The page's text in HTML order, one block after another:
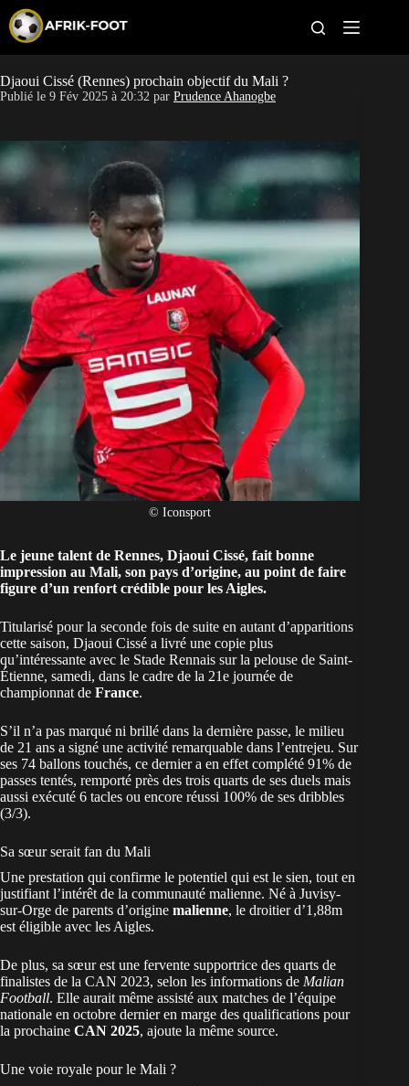
p
t
o
c
t
n
CAN féminine
Classement
Paris sportifs
Djaoui Cissé (Rennes) prochain objectif du Mali ?
Publié le 9 Fév 2025 à 20:32 par Prudence Ahanogbe
© Iconsport
Le jeune talent de Rennes, Djaoui Cissé, fait bonne
impression au Mali, son pays d’origine, au point de faire
figure d’un renfort crédible pour les Aigles.
Titularisé pour la seconde fois de suite en autant d’apparitions
cette saison, Djaoui Cissé a livré une copie plus
qu’intéressante avec le Stade Rennais sur la pelouse de Saint-
Étienne, samedi, dans le cadre de la 21e journée de
championnat de France.
S’il n’a pas marqué ni brillé dans la dernière passe, le milieu
de 21 ans a signé une activité remarquable dans l’entrejeu. Sur
ses 74 ballons touchés, ce dernier a en effet complété 91% de
passes tentés, remporté près des trois quarts de ses duels mais
aussi exécuté 6 tacles ou encore réussi 100% de ses dribbles
(3/3).
Sa sœur serait fan du Mali
Une prestation qui confirme le potentiel qui est le sien, tout en
justifiant l’intérêt de la communauté malienne. Né à Juvisy-
sur-Orge de parents d’origine malienne, le droitier d’1,88m
est éligible avec les Aigles.
De plus, sa sœur est une fervente supportrice des quarts de
finalistes de la CAN 2023, selon les informations de Malian
Football. Elle aurait même assisté aux matches de l’équipe
nationale en octobre dernier en marge des qualifications pour
la prochaine CAN 2025, ajoute la même source.
Une voie royale pour le Mali ?